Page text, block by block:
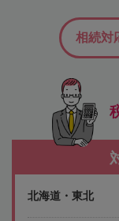
相続対
北海道・東北